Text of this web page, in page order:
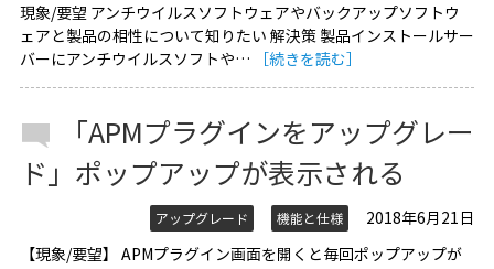
現象/要望 アンチウイルスソフトウェアやバックアップソフトウ
ェアと製品の相性について知りたい 解決策 製品インストールサー
バーにアンチウイルスソフトや…
［続きを読む］
「APMプラグインをアップグレー
ド」ポップアップが表示される
アップグレード 機能と仕様
2018年6月21日
【現象/要望】 APMプラグイン画面を開くと毎回ポップアップが